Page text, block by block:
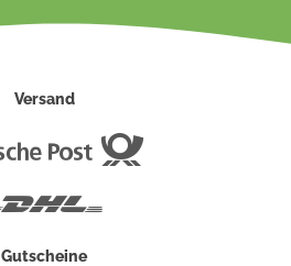
Versand
Gutscheine